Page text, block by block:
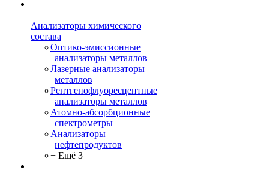
Анализаторы химического
состава
Оптико-эмиссионные
анализаторы металлов
Лазерные анализаторы
металлов
Рентгенофлуоресцентные
анализаторы металлов
Атомно-абсорбционные
спектрометры
Анализаторы
нефтепродуктов
+ Ещё 3